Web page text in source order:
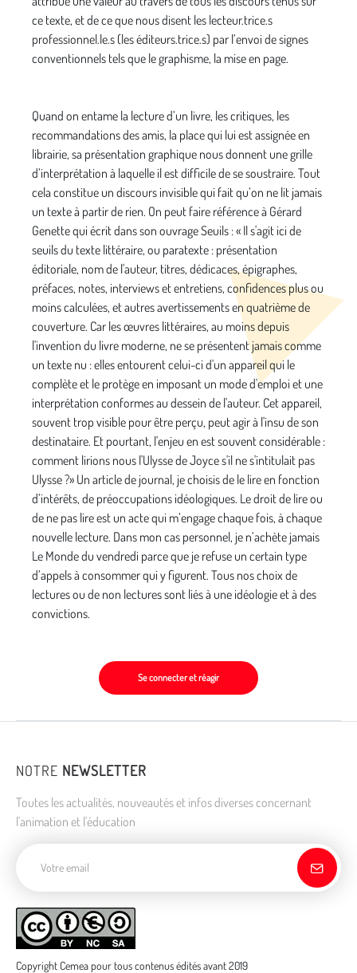
ce texte, et de ce que nous disent les lecteur.trice.s
professionnel.le.s (les éditeurs.trice.s) par l’envoi de signes
conventionnels tels que le graphisme, la mise en page.
Quand on entame la lecture d’un livre, les critiques, les
recommandations des amis, la place qui lui est assignée en
librairie, sa présentation graphique nous donnent une grille
d’interprétation à laquelle il est difficile de se soustraire. Tout
cela constitue un discours invisible qui fait qu’on ne lit jamais
un texte à partir de rien. On peut faire référence à Gérard
Genette qui écrit dans son ouvrage Seuils : « Il s'agit ici de
seuils du texte littéraire, ou paratexte : présentation
éditoriale, nom de l'auteur, titres, dédicaces, épigraphes,
préfaces, notes, interviews et entretiens, confidences plus ou
moins calculées, et autres avertissements en quatrième de
couverture. Car les œuvres littéraires, au moins depuis
l'invention du livre moderne, ne se présentent jamais comme
un texte nu : elles entourent celui-ci d'un appareil qui le
complète et le protège en imposant un mode d'emploi et une
interprétation conformes au dessein de l'auteur. Cet appareil,
souvent trop visible pour être perçu, peut agir à l'insu de son
destinataire. Et pourtant, l'enjeu en est souvent considérable :
comment lirions nous l'Ulysse de Joyce s'il ne s'intitulait pas
Ulysse ?» Un article de journal, je choisis de le lire en fonction
d’intérêts, de préoccupations idéologiques. Le droit de lire ou
de ne pas lire est un acte qui m’engage chaque fois, à chaque
nouvelle lecture. Dans mon cas personnel, je n’achète jamais
Le Monde du vendredi parce que je refuse un certain type
d’appels à consommer qui y figurent. Tous nos choix de
lectures ou de non lectures sont liés à une idéologie et à des
convictions.
Se connecter et réagir
NOTRE NEWSLETTER
Toutes les actualités, nouveautés et infos diverses concernant
l'animation et l'éducation
Copyright Cemea pour tous contenus édités avant 2019